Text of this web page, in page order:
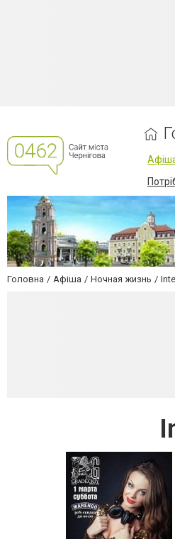
Головна Афіша Ночная жизнь